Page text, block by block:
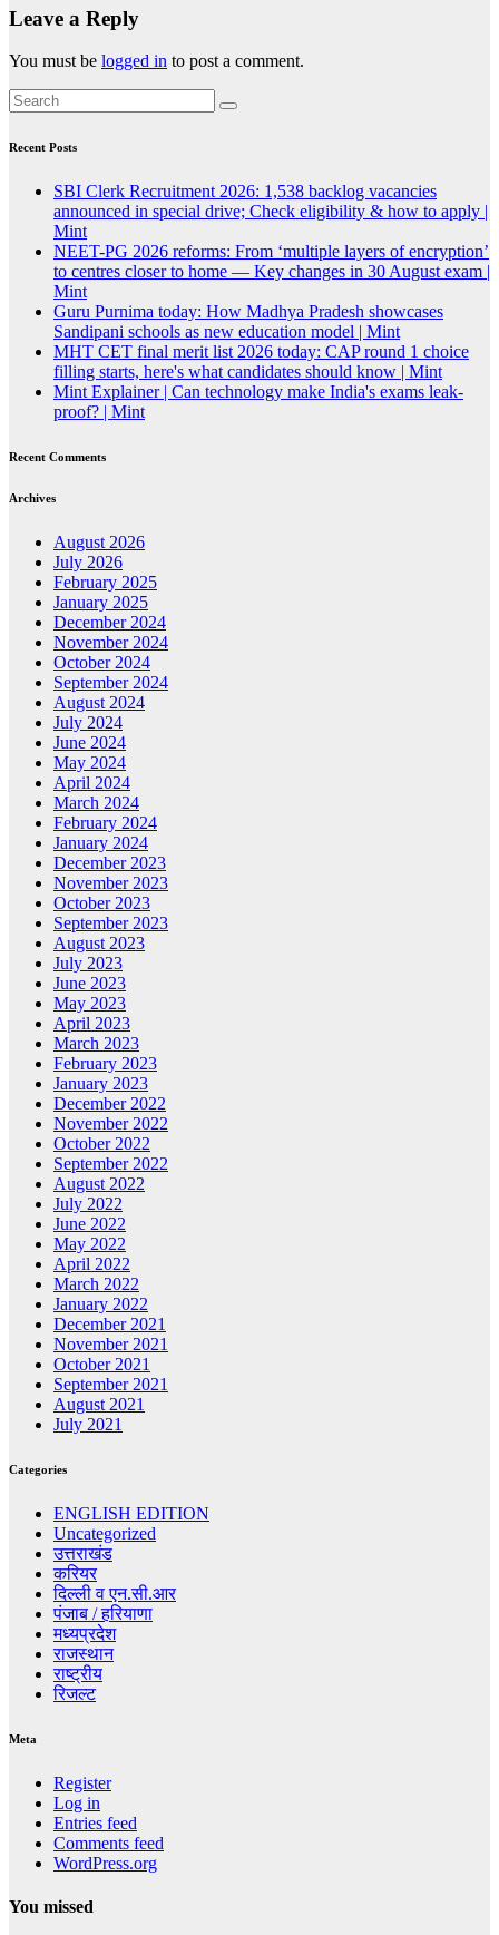
Leave a Reply
You must be logged in to post a comment.
Recent Posts
SBI Clerk Recruitment 2026: 1,538 backlog vacancies
announced in special drive; Check eligibility & how to apply |
Mint
NEET-PG 2026 reforms: From ‘multiple layers of encryption’
to centres closer to home — Key changes in 30 August exam |
Mint
Guru Purnima today: How Madhya Pradesh showcases
Sandipani schools as new education model | Mint
MHT CET final merit list 2026 today: CAP round 1 choice
filling starts, here's what candidates should know | Mint
Mint Explainer | Can technology make India's exams leak-
proof? | Mint
Recent Comments
Archives
August 2026
July 2026
February 2025
January 2025
December 2024
November 2024
October 2024
September 2024
August 2024
July 2024
June 2024
May 2024
April 2024
March 2024
February 2024
January 2024
December 2023
November 2023
October 2023
September 2023
August 2023
July 2023
June 2023
May 2023
April 2023
March 2023
February 2023
January 2023
December 2022
November 2022
October 2022
September 2022
August 2022
July 2022
June 2022
May 2022
April 2022
March 2022
January 2022
December 2021
November 2021
October 2021
September 2021
August 2021
July 2021
Categories
ENGLISH EDITION
Uncategorized
उत्तराखंड
करियर
दिल्ली व एन.सी.आर
पंजाब / हरियाणा
मध्यप्रदेश
राजस्थान
राष्ट्रीय
रिजल्ट
Meta
Register
Log in
Entries feed
Comments feed
WordPress.org
You missed